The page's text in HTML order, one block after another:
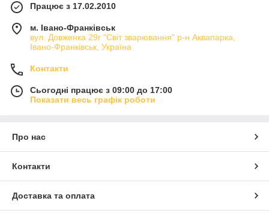
Працює з 17.02.2010
м. Івано-Франківськ
вул. Довженка 29г "Світ зварювання" р-н Аквапарка,
Івано-Франківськ, Україна
Контакти
Сьогодні працює з 09:00 до 17:00
Показати весь графік роботи
Про нас
Контакти
Доставка та оплата